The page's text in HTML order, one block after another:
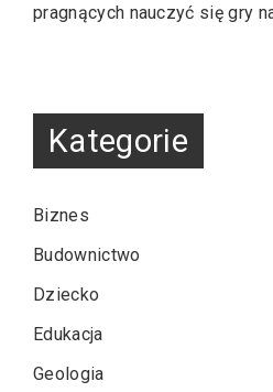
pragnących nauczyć się gry
Kategorie
Biznes
Budownictwo
Dziecko
Edukacja
Geologia